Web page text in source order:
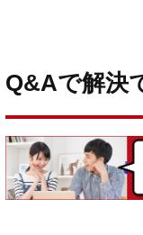
Q&Aで解決